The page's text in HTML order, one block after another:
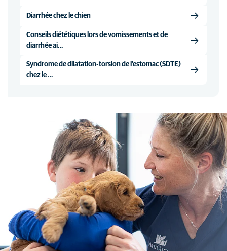
Diarrhée chez le chien
Conseils diététiques lors de vomissements et de
diarrhée ai…
Syndrome de dilatation-torsion de l’estomac (SDTE)
chez le …